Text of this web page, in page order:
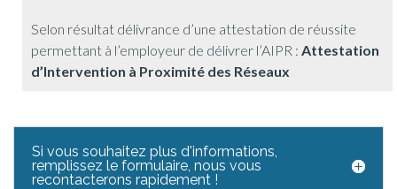
Selon résultat délivrance d’une attestation de réussite
permettant à l’employeur de délivrer l’AIPR : Attestation
d’Intervention à Proximité des Réseaux
Si vous souhaitez plus d'informations,
remplissez le formulaire, nous vous
recontacterons rapidement !